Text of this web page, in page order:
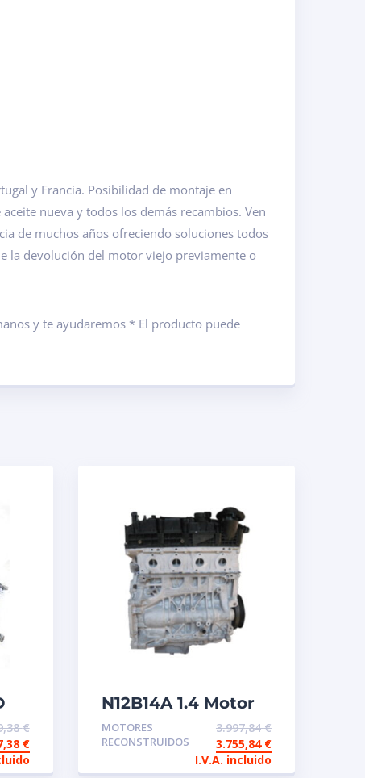
y Francia. Posibilidad de montaje en
nueva y todos los demás recambios. Ven
de muchos años ofreciendo soluciones todos
la devolución del motor viejo previamente o
y te ayudaremos * El producto puede
€
€
N12B14A 1.4 Motor
reconstruido de
intercambio
MOTORES
RECONSTRUIDOS
3.997,84€
3.755,84 €
I.V.A. incluido